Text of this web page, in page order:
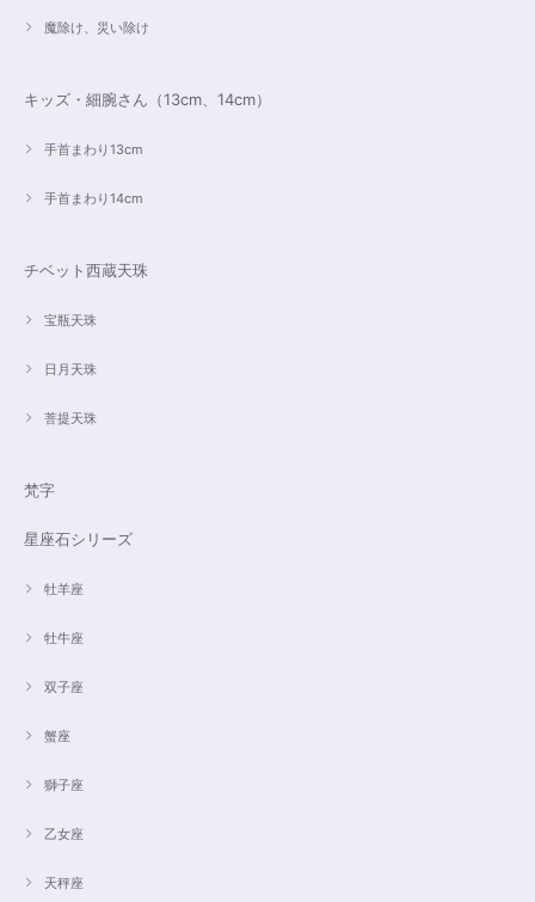
魔除け、災い除け
キッズ・細腕さん（13cm、14cm）
手首まわり13cm
手首まわり14cm
チベット西蔵天珠
宝瓶天珠
日月天珠
菩提天珠
梵字
星座石シリーズ
牡羊座
牡牛座
双子座
蟹座
獅子座
乙女座
天秤座